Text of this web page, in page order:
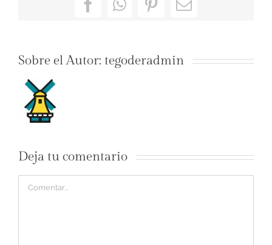
FacebookWhatsApp
PinterestCorreo
Sobre el Autor: tegoderadmin
Deja tu comentario